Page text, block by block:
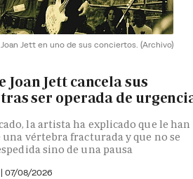
Joan Jett en uno de sus conciertos. (Archivo)
Joan Jett cancela sus
ser operada de
la artista ha explicado que le han
vértebra fracturada y que no se
sino de una pausa
07/08/2026